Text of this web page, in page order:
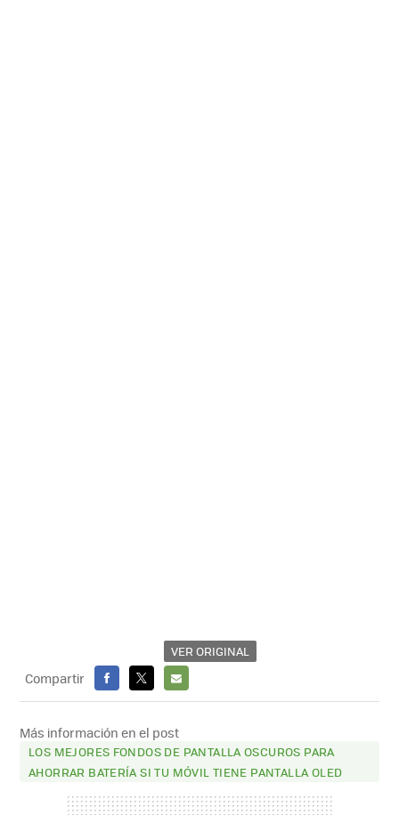
VER ORIGINAL
Compartir
FACEBOOK
X
E-
MAIL
Más información en el post
LOS MEJORES FONDOS DE PANTALLA OSCUROS PARA
AHORRAR BATERÍA SI TU MÓVIL TIENE PANTALLA OLED